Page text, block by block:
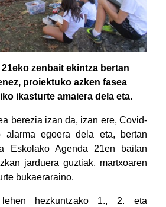
zenbait ekintza bertan
proiektuko azken fasea
ikasturte amaiera dela eta.
berezia izan da, izan ere, Covid-
alarma egoera dela eta, bertan
Eskolako Agenda 21en baitan
jarduera guztiak, martxoaren
bukaeraraino.
lehen hezkuntzako 1., 2. eta